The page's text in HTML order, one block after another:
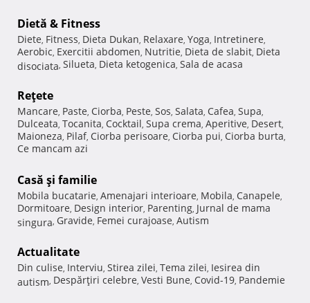
Dietă & Fitness
Diete, Fitness, Dieta Dukan, Relaxare, Yoga, Intretinere,
Aerobic, Exercitii abdomen, Nutritie, Dieta de slabit, Dieta
disociata, Silueta, Dieta ketogenica, Sala de acasa
Reţete
Mancare, Paste, Ciorba, Peste, Sos, Salata, Cafea, Supa,
Dulceata, Tocanita, Cocktail, Supa crema, Aperitive, Desert,
Maioneza, Pilaf, Ciorba perisoare, Ciorba pui, Ciorba burta,
Ce mancam azi
Casă şi familie
Mobila bucatarie, Amenajari interioare, Mobila, Canapele,
Dormitoare, Design interior, Parenting, Jurnal de mama
singura, Gravide, Femei curajoase, Autism
Actualitate
Din culise, Interviu, Stirea zilei, Tema zilei, Iesirea din
autism, Despărţiri celebre, Vesti Bune, Covid-19, Pandemie